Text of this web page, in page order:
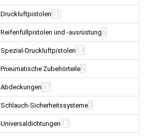
Druckluftpistolen 61
Reifenfüllpistolen und -ausrüstung 6
Spezial-Druckluftpistolen 14
Pneumatische Zubehörteile5
Abdeckungen 37
Schlauch-Sicherheitssysteme3
Universaldichtungen 17